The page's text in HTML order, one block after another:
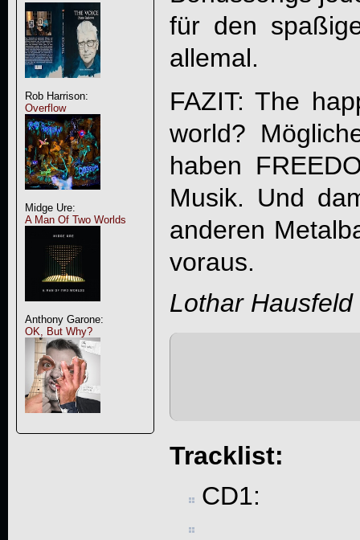
Rob Harrison:
Overflow
Midge Ure:
A Man Of Two Worlds
Anthony Garone:
OK, But Why?
für den
allemal.
FAZIT: The
world?
haben
Musik. Und
anderen
voraus.
Lothar Hausfeld
Tracklist:
CD1: